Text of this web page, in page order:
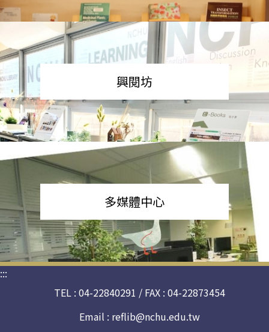
興閱坊
多媒體中心
:::
TEL : 04-22840291 / FAX : 04-22873454
Email : reflib@nchu.edu.tw